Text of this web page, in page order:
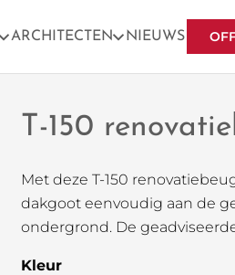
ARCHITECTEN NIEUWS
T-150
Met deze T-150
dakgoot eenvoudig aan de
ondergrond. De
Kleur